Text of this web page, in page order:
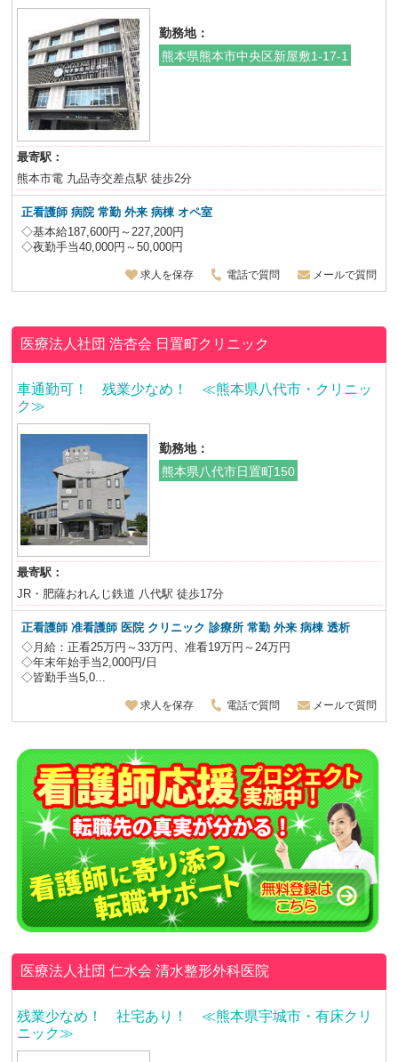
勤務地：
熊本県熊本市中央区新屋敷1-17-1
最寄駅：
熊本市電 九品寺交差点駅 徒歩2分
正看護師 病院 常勤 外来 病棟 オペ室
◇基本給187,600円～227,200円
◇夜勤手当40,000円～50,000円
求人を保存 電話で質問 メールで質問
医療法人社団 浩杏会 日置町クリニック
車通勤可！ 残業少なめ！ ≪熊本県八代市・クリニッ
ク≫
勤務地：
熊本県八代市日置町150
最寄駅：
JR・肥薩おれんじ鉄道 八代駅 徒歩17分
正看護師 准看護師 医院 クリニック 診療所 常勤 外来 病棟 透析
◇月給：正看25万円～33万円、准看19万円～24万円
◇年末年始手当2,000円/日
◇皆勤手当5,0...
求人を保存 電話で質問 メールで質問
医療法人社団 仁水会清水整形外科医院
残業少なめ！ 社宅あり！ ≪熊本県宇城市・有床クリ
ニック≫